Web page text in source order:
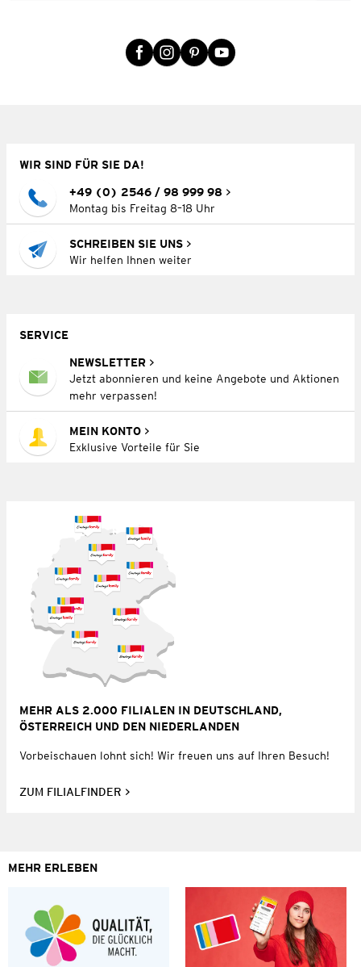
WIR SIND FÜR SIE DA!
+49 (0) 2546 / 98 999 98
Montag bis Freitag 8–18 Uhr
SCHREIBEN SIE UNS
Wir helfen Ihnen weiter
SERVICE
NEWSLETTER
Jetzt abonnieren und keine Angebote und Aktionen
mehr verpassen!
MEIN KONTO
Exklusive Vorteile für Sie
MEHR ALS 2.000 FILIALEN IN DEUTSCHLAND,
ÖSTERREICH UND DEN NIEDERLANDEN
Vorbeischauen lohnt sich! Wir freuen uns auf Ihren Besuch!
ZUM FILIALFINDER
MEHR ERLEBEN